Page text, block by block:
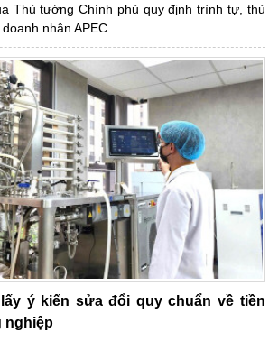
Thủ tướng Chính phủ quy định trình tự, thủ
nhân APEC.
ý kiến sửa đổi quy chuẩn về tiền
nghiệp